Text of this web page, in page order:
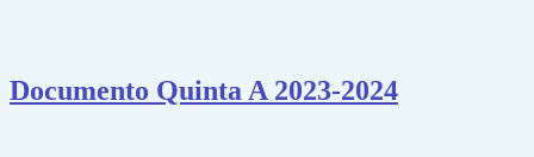
Documento Quinta A 2023-2024